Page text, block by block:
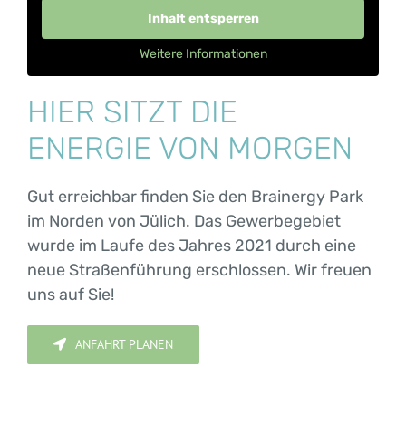
Inhalt entsperren
Weitere Informationen
HIER SITZT DIE
ENERGIE VON MORGEN
Gut erreichbar finden Sie den Brainergy Park
im Norden von Jülich. Das Gewerbegebiet
wurde im Laufe des Jahres 2021 durch eine
neue Straßenführung erschlossen. Wir freuen
uns auf Sie!
ANFAHRT PLANEN